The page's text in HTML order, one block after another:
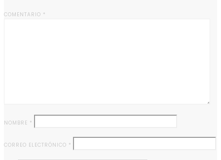
COMENTARIO *
NOMBRE *
CORREO ELECTRÓNICO *